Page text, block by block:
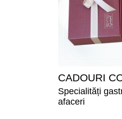
CADOURI
Specialități
afaceri